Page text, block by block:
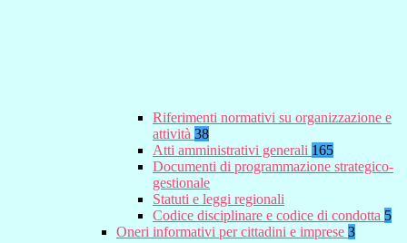
Riferimenti normativi su organizzazione e
attività 38
Atti amministrativi generali 165
Documenti di programmazione strategico-
gestionale
Statuti e leggi regionali
Codice disciplinare e codice di condotta 5
Oneri informativi per cittadini e imprese 3